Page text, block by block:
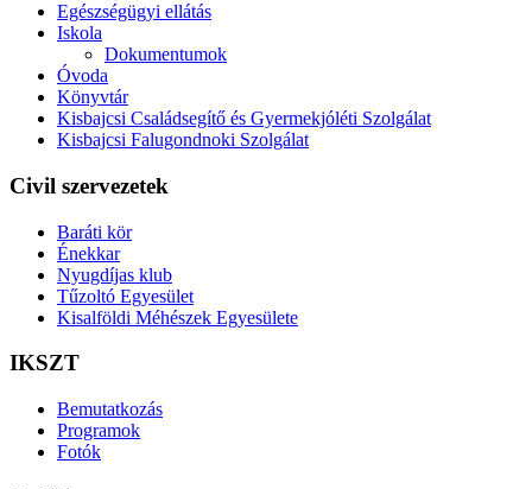
Egészségügyi ellátás
Iskola
Dokumentumok
Óvoda
Könyvtár
Kisbajcsi Családsegítő és Gyermekjóléti Szolgálat
Kisbajcsi Falugondnoki Szolgálat
Civil szervezetek
Baráti kör
Énekkar
Nyugdíjas klub
Tűzoltó Egyesület
Kisalföldi Méhészek Egyesülete
IKSZT
Bemutatkozás
Programok
Fotók